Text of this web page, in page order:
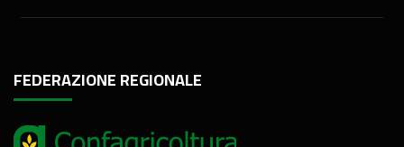
FEDERAZIONE REGIONALE